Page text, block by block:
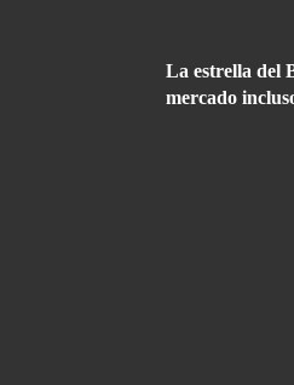
La estrella del
mercado